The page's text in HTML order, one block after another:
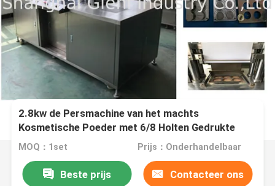
2.8kw de Persmachine van het machts
Kosmetische Poeder met 6/8 Holten Gedrukte
Vorm
MOQ：1set Prijs：Onderhandelbaar
Beste prijs Contacteer ons